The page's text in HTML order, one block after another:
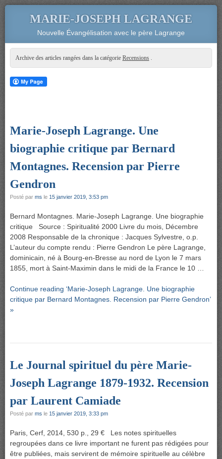
MARIE-JOSEPH LAGRANGE
Nouvelle Évangélisation avec le père Lagrange
Archive des articles rangées dans la catégorie Recensions .
Marie-Joseph Lagrange. Une
biographie critique par Bernard
Montagnes. Recension par Pierre
Gendron
Posté par ms le 15 janvier 2019, 3:53 pm
Bernard Montagnes. Marie-Joseph Lagrange. Une biographie
critique Source : Spiritualité 2000 Livre du mois, Décembre
2008 Responsable de la chronique : Jacques Sylvestre, o.p.
L’auteur du compte rendu : Pierre Gendron Le père Lagrange,
dominicain, né à Bourg-en-Bresse au nord de Lyon le 7 mars
1855, mort à Saint-Maximin dans le midi de la France le 10 …
Continue reading ‘Marie-Joseph Lagrange. Une biographie
critique par Bernard Montagnes. Recension par Pierre Gendron’
»
Le Journal spirituel du père Marie-
Joseph Lagrange 1879-1932. Recension
par Laurent Camiade
Posté par ms le 15 janvier 2019, 3:33 pm
Paris, Cerf, 2014, 530 p., 29 € Les notes spirituelles
regroupées dans ce livre important ne furent pas rédigées pour
être publiées, mais servirent de mémoire spirituelle au célèbre